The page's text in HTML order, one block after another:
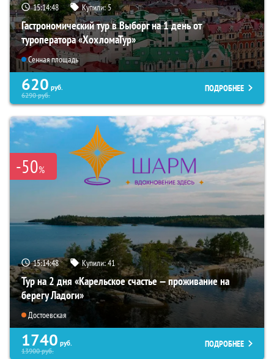
15:14:46 Купили:5
Гастрономический тур в Выборг на 1 день от
туроператора «ХохломаТур»
Сенная площадь
620 руб.
6290руб.
ПОДРОБНЕЕ
-50%
15:14:46 Купили:41
Тур на 2 дня «Карельское счастье — проживание на
берегу Ладоги»
Достоевская
1740 руб.
13900руб.
ПОДРОБНЕЕ